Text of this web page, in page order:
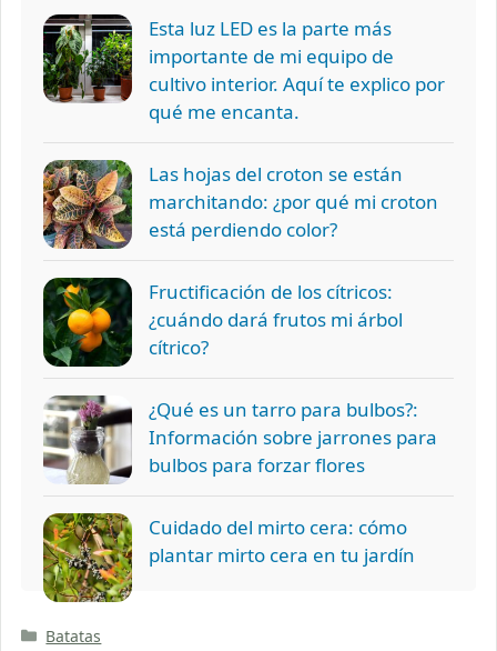
Esta luz LED es la parte más
importante de mi equipo de
cultivo interior. Aquí te explico por
qué me encanta.
Las hojas del croton se están
marchitando: ¿por qué mi croton
está perdiendo color?
Fructificación de los cítricos:
¿cuándo dará frutos mi árbol
cítrico?
¿Qué es un tarro para bulbos?:
Información sobre jarrones para
bulbos para forzar flores
Cuidado del mirto cera: cómo
plantar mirto cera en tu jardín
Categorías
Batatas